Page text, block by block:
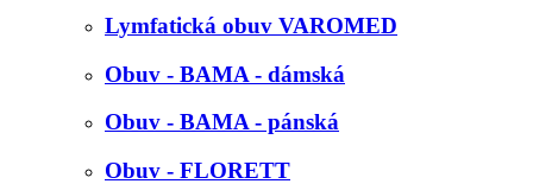
Lymfatická obuv VAROMED
Obuv - BAMA - dámská
Obuv - BAMA - pánská
Obuv - FLORETT